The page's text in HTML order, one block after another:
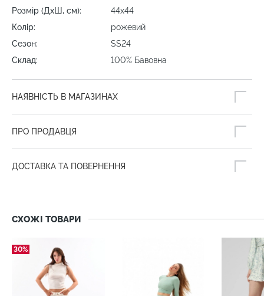
Розмір (ДхШ, см):
44х44
Колір:
рожевий
Сезон:
SS24
Склад:
100% Бавовна
НАЯВНІСТЬ В МАГАЗИНАХ
ПРО ПРОДАВЦЯ
ДОСТАВКА ТА ПОВЕРНЕННЯ
СХОЖІ ТОВАРИ
30%